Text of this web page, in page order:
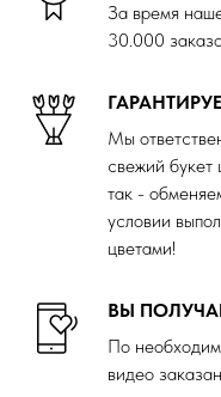
За время
30.000
Мы
свежий букет
так -
условии
цветами!
ВЫ
По
видео